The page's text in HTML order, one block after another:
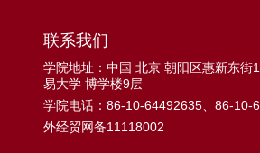
联系我们
学院地址：中国 北京 朝阳区惠新东街
易大学 博学楼9层
学院电话：86-10-64492635、86-10-
外经贸网备11118002